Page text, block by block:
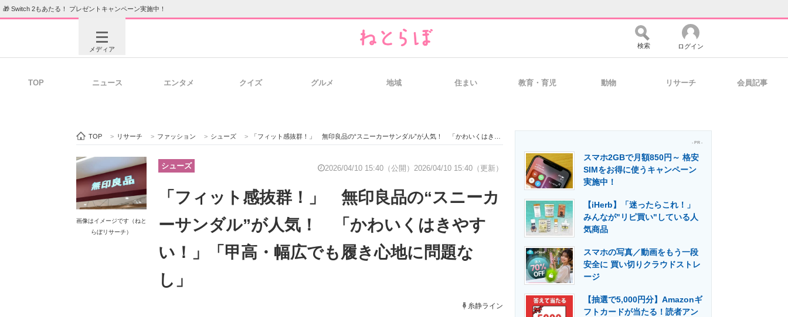
🎁 Switch 2もあたる！ プレゼントキャンペーン実施中！
メディア
ビジネスと働き方のヒント 経営リーダーのコミュニティ マーケ×ITの今がよく分かる
製造業のIT導入・活用を支援
エネルギーの専門メディア 建設×テクノロジーの最前線
検索 ログイン
TOP ニュース エンタメ クイズ グルメ 地域 住まい 教育・育児 動物 リサーチ 会員記事
TOP > リサーチ > ファッション > シューズ > 「フィット感抜群！」 無印良品の“スニーカーサンダル”が人気！ 「かわいくはきやすい！」「甲高・幅広でも履き心地に問題なし」
画像はイメージです（ねと
らぼリサーチ）
シューズ 2026/04/10 15:40（公開） 2026/04/10 15:40（更新）
「フィット感抜群！」 無印良品の“スニーカ
ーサンダル”が人気！ 「かわいくはきやす
い！」「甲高・幅広でも履き心地に問題な
し」
糸静ライン
- PR -
スマホ2GBで月額850円～ 格安
SIMをお得に使うキャンペーン
実施中！
【iHerb】「迷ったらこれ！」
みんなが"リピ買い"している人
気商品
スマホの写真／動画をもう一段
安全に 買い切りクラウドストレ
ージ
【抽選で5,000円分】Amazonギ
フトカードが当たる！読者アン